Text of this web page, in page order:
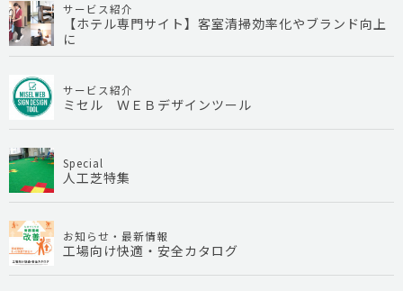
サービス紹介
【ホテル専門サイト】客室清掃効率化やブランド向上
に
サービス紹介
ミセル ＷＥＢデザインツール
Special
人工芝特集
お知らせ・最新情報
工場向け快適・安全カタログ